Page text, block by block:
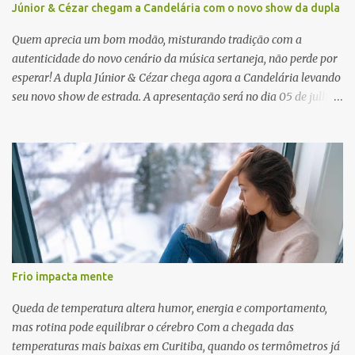
Júnior & Cézar chegam a Candelária com o novo show da dupla
Quem aprecia um bom modão, misturando tradição com a
autenticidade do novo cenário da música sertaneja, não perde por
esperar! A dupla Júnior & Cézar chega agora a Candelária levando
seu novo show de estrada. A apresentação será no dia 05 de julho
barriga diferente. O projeto ‘Simplesmente’ ainda nem foi lançado
por completo e já ver o público cantando com a gente, show após
show, é algo surreal. Muita gente que nos acompanha, desde os
tempos de ‘Clone’ e ‘Golzinho Quadrado’ e, poder seguir juntos
agora, nessa caminhada com ‘Fraquinho de Aparência’, é
gratificante”, comentam os cantores. Além de rodar várias regiões
do Brasil com a agenda de shows, Júnior & Cézar estão lançando
"Simplesmente". O projeto nasceu em 2024, contendo 14 faixas
inéditas, com direção criativa de Fernando Trevisan (Catatau) e
direção musical de Eduardo Pepato....
Frio impacta mente
Queda de temperatura altera humor, energia e comportamento,
mas rotina pode equilibrar o cérebro Com a chegada das
temperaturas mais baixas em Curitiba, quando os termômetros já